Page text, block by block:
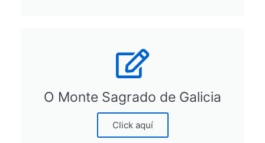
O Monte Sagrado de Galicia
Click aquí